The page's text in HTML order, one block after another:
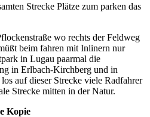
Strecke Plätze zum parken das
wo rechts der Feldweg
beim fahren mit Inlinern nur
in Lugau paarmal die
in Erlbach-Kirchberg und in
auf dieser Strecke viele Radfahrer
Strecke mitten in der Natur.
Kopie